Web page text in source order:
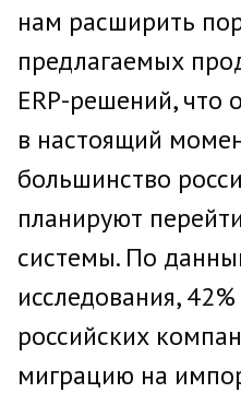
нам расширить
предлагаемых
ERP-решений, что
в настоящий
большинство
планируют
системы. По
исследования,
российских
миграцию на